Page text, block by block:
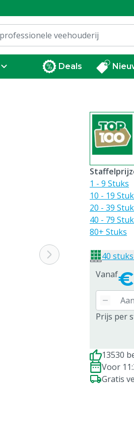
Deals
Vanaf€
Prijs per
1 - 9 Stuks
10 - 19
20 - 39
40 - 79
80+ Stuks
40
13530
Voor
Gratis